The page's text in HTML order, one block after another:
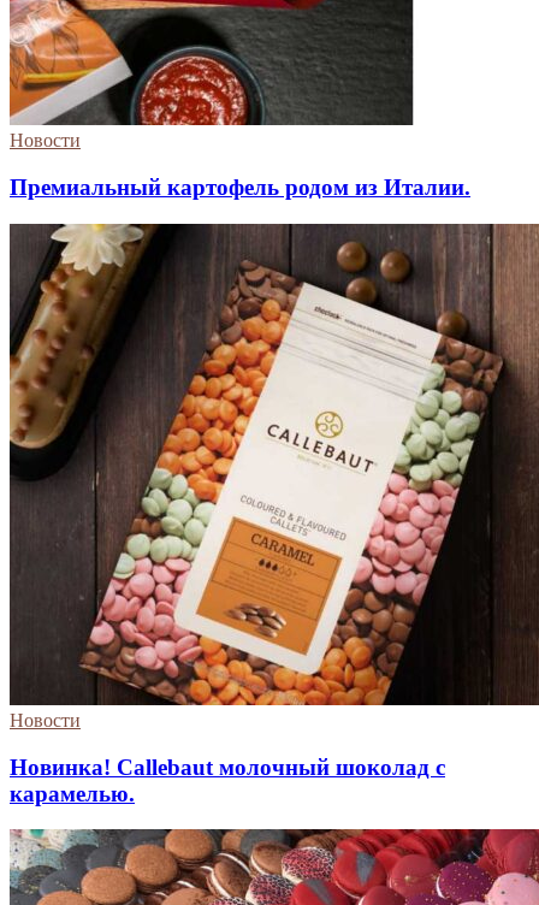
Новости
Премиальный картофель родом из Италии.
Новости
Новинка! Callebaut молочный шоколад с
карамелью.